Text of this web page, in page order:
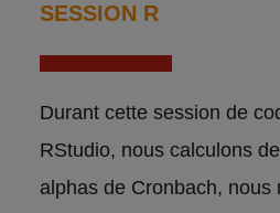
SESSION R
Durant cette session de
RStudio, nous calculons
alphas de Cronbach, nous